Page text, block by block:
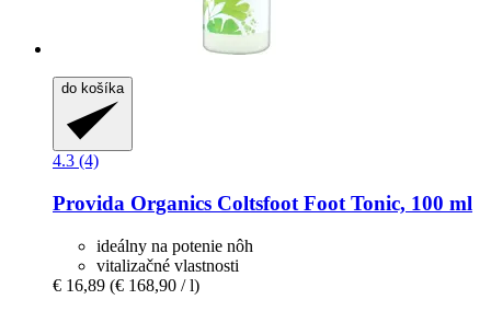
do košíka
4.3 (4)
Provida Organics Coltsfoot Foot Tonic, 100 ml
ideálny na potenie nôh
vitalizačné vlastnosti
€ 16,89 (€ 168,90 / l)